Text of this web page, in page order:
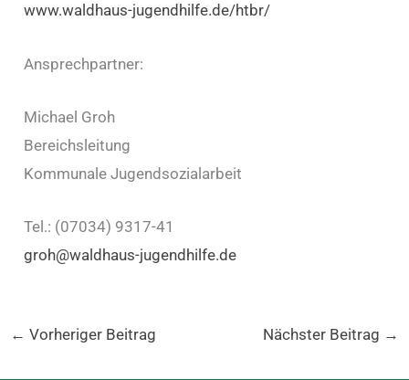
www.waldhaus-jugendhilfe.de/htbr/
Ansprechpartner:
Michael Groh
Bereichsleitung
Kommunale Jugendsozialarbeit
Tel.: (07034) 9317-41
groh@waldhaus-jugendhilfe.de
← Vorheriger Beitrag Nächster Beitrag →